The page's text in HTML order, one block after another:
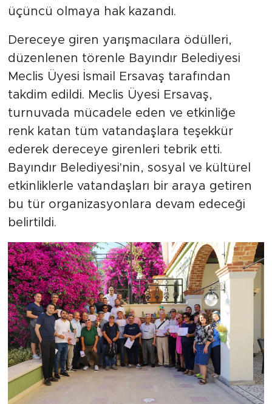
üçüncü olmaya hak kazandı.
Dereceye giren yarışmacılara ödülleri,
düzenlenen törenle Bayındır Belediyesi
Meclis Üyesi İsmail Ersavaş tarafından
takdim edildi. Meclis Üyesi Ersavaş,
turnuvada mücadele eden ve etkinliğe
renk katan tüm vatandaşlara teşekkür
ederek dereceye girenleri tebrik etti.
Bayındır Belediyesi'nin, sosyal ve kültürel
etkinliklerle vatandaşları bir araya getiren
bu tür organizasyonlara devam edeceği
belirtildi.